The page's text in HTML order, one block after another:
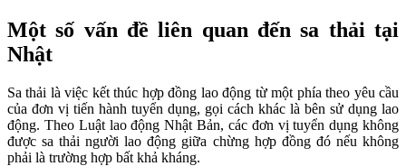
Một số vấn đề liên quan đến sa thải tại
Nhật
Sa thải là việc kết thúc hợp đồng lao động từ một phía theo yêu cầu
của đơn vị tiến hành tuyển dụng, gọi cách khác là bên sử dụng lao
động. Theo Luật lao động Nhật Bản, các đơn vị tuyển dụng không
được sa thải người lao động giữa chừng hợp đồng đó nếu không
phải là trường hợp bất khả kháng.